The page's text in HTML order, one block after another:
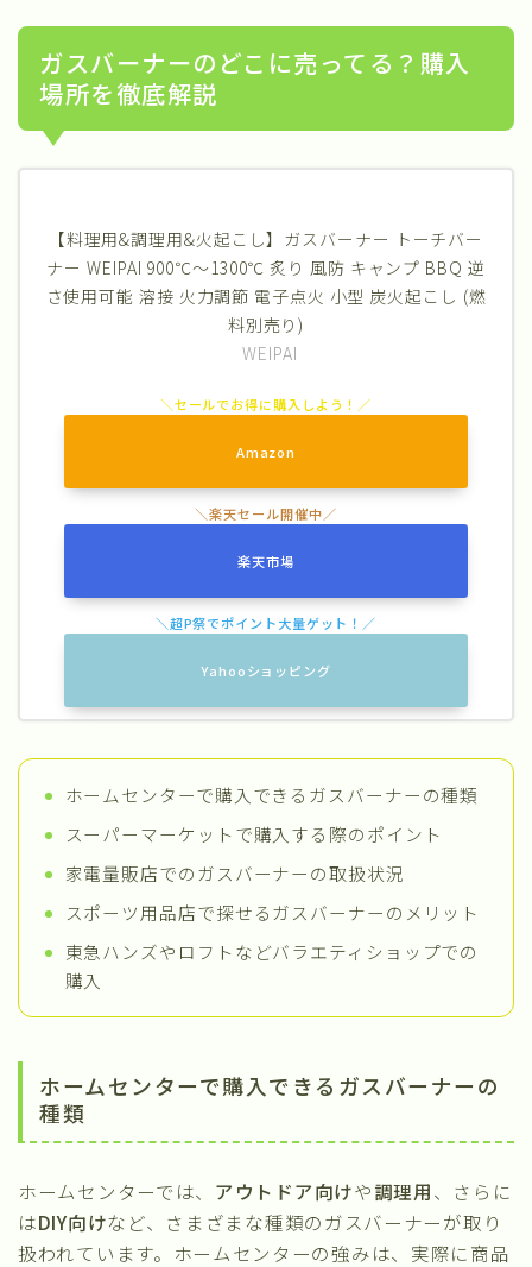
ガスバーナーのどこに売ってる？購入
場所を徹底解説
【料理用&調理用&火起こし】ガスバーナー トーチバー
ナー WEIPAI 900℃～1300℃ 炙り 風防 キャンプ BBQ 逆
さ使用可能 溶接 火力調節 電子点火 小型 炭火起こし (燃
料別売り)
WEIPAI
Amazon
楽天市場
Yahooショッピング
ホームセンターで購入できるガスバーナーの種類
スーパーマーケットで購入する際のポイント
家電量販店でのガスバーナーの取扱状況
スポーツ用品店で探せるガスバーナーのメリット
東急ハンズやロフトなどバラエティショップでの
購入
ホームセンターで購入できるガスバーナーの
種類
ホームセンターでは、 アウトドア向けや調理用、さらに
はDIY向けなど、さまざまな種類のガスバーナーが取り
扱われています。ホームセンターの強みは、実際に商品